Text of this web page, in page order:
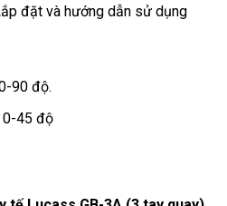
đặt và hướng dẫn sử dụng
90 độ.
0-45 độ